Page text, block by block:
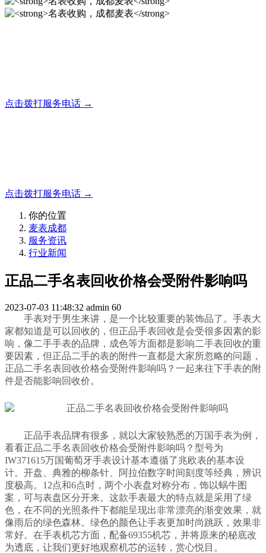
点击拨打服务电话 →
点击拨打服务电话 →
你的位置
麦表成都
服务资讯
行业新闻
正品二手名表回收价格会受附件影响吗
2023-07-03 11:48:32 admin 60
手表对于男生来讲，是一个比较重要的装饰品了。手表大
家都知道是可以回收的，但正品手表回收是会受很多因素的影
响，像二手手表的品牌，成色等方面都是影响二手表回收的重
要因素，但正品二手的表的附件一直都是大家所忽略的问题，
正品二手名表回收价格会受附件影响吗？一起来往下手表的附
件是否能影响回收价。
正品手表品牌有很多，就以大家较熟悉的万国手表为例，
看看正品二手名表回收价格会受附件影响吗？型号为
IW371615万国葡萄牙手表设计基本遵循了兆欧表的基本设
计。开盘、典雅的柳条针、阿拉伯数字时间刻度等经典，辨识
度极高。12点和6点时，两个小表盘对称分布，饰以蜗牛图
案，可与表盘区分开来。这款手表最大的特点就是采用了绿
色，在不同的光照条件下都能呈现出非常漂亮的渐变效果，就
像雨后的绿色森林。绿色的颜色让手表更加时尚跳跃，效果非
常好。在手表机芯方面，配备69355机芯，并将原来的秘底改
为透底，让我们更好地观察机芯的运转，赏心悦目。